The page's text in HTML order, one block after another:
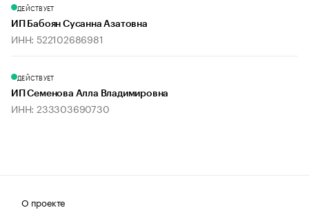
ДЕЙСТВУЕТ
ИП Бабоян Сусанна Азатовна
ИНН: 522102686981
ДЕЙСТВУЕТ
ИП Семенова Алла Владимировна
ИНН: 233303690730
О проекте